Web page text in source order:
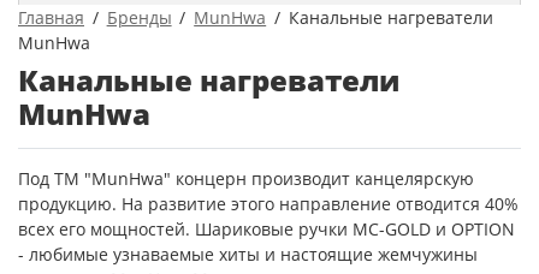
Главная Бренды MunHwa
Канальные нагреватели
MunHwa
Канальные нагреватели
MunHwa
Под ТМ "MunHwa" концерн производит канцелярскую
продукцию. На развитие этого направление отводится 40%
всех его мощностей. Шариковые ручки MC-GOLD и OPTION
- любимые узнаваемые хиты и настоящие жемчужины